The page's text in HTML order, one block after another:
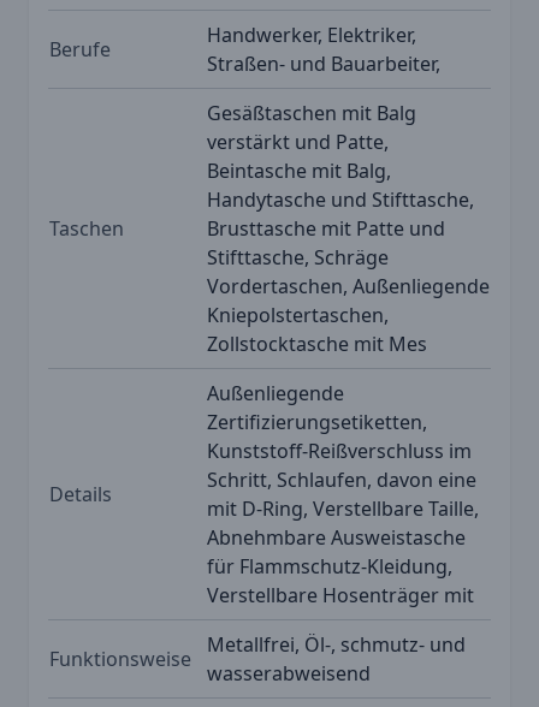
Berufe
Handwerker, Elektriker,
Straßen- und Bauarbeiter,
Taschen
Gesäßtaschen mit Balg
verstärkt und Patte,
Beintasche mit Balg,
Handytasche und Stifttasche,
Brusttasche mit Patte und
Stifttasche, Schräge
Vordertaschen, Außenliegende
Kniepolstertaschen,
Zollstocktasche mit Mes
Details
Außenliegende
Zertifizierungsetiketten,
Kunststoff-Reißverschluss im
Schritt, Schlaufen, davon eine
mit D-Ring, Verstellbare Taille,
Abnehmbare Ausweistasche
für Flammschutz-Kleidung,
Verstellbare Hosenträger mit
Funktionsweise
Metallfrei, Öl-, schmutz- und
wasserabweisend